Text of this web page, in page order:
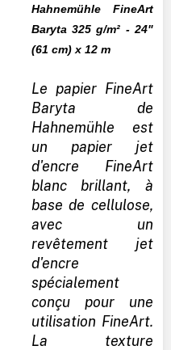
HahnemühleFineArt
Baryta 325 g/m² - 24"
(61 cm) x 12 m
Le papier FineArt
Baryta de
Hahnemühle est
un papier jet
d'encre FineArt
blanc brillant, à
base de cellulose,
avec un
revêtement jet
d'encre
spécialement
conçu pour une
utilisation FineArt.
La texture